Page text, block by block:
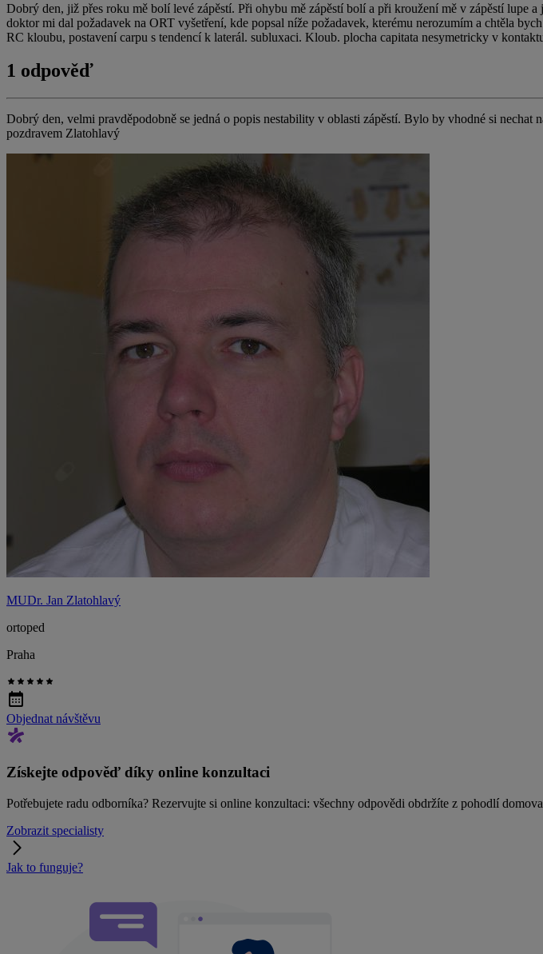
Dobrý den, již přes roku mě bolí levé zápěstí. Při ohybu mě zápěstí bolí a při kroužení mě v zápěstí lupe
doktor mi dal požadavek na ORT vyšetření, kde popsal níže požadavek, kterému nerozumím a chtěla
RC kloubu, postavení carpu s tendencí k laterál. subluxaci. Kloub. plocha capitata nesymetricky v
1 odpověď
Dobrý den, velmi pravděpodobně se jedná o popis nestability v oblasti zápěstí. Bylo by vhodné si
pozdravem Zlatohlavý
MUDr. Jan Zlatohlavý
ortoped
Praha
Objednat návštěvu
Získejte odpověď díky online konzultaci
Potřebujete radu odborníka? Rezervujte si online konzultaci: všechny odpovědi obdržíte z pohodlí
Zobrazit specialisty
Jak to funguje?